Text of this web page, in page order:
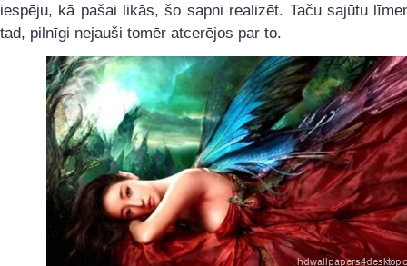
iespēju, kā pašai likās, šo sapni realizēt. Taču sajūtu
tad, pilnīgi nejauši tomēr atcerējos par to.